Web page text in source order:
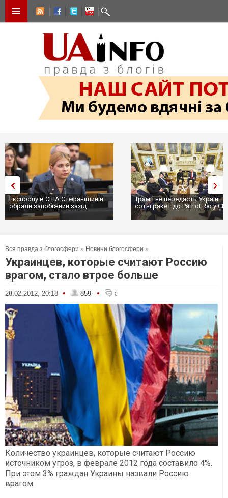
Експослу в США Стефанішиній
обрали запобіжний захід
Трамп не передасть Україні
сотні ракет до Patriot, бо у
...
Вся правда з блогосфери » Новини блогосфери »
Украинцев, которые считают Россию
врагом, стало втрое больше
28.02.2012, 20:18 • 859 • 0
Количество украинцев, которые считают Россию
источником угроз, в феврале 2012 года составило 4%.
При этом 3% граждан Украины назвали Россию
врагом.